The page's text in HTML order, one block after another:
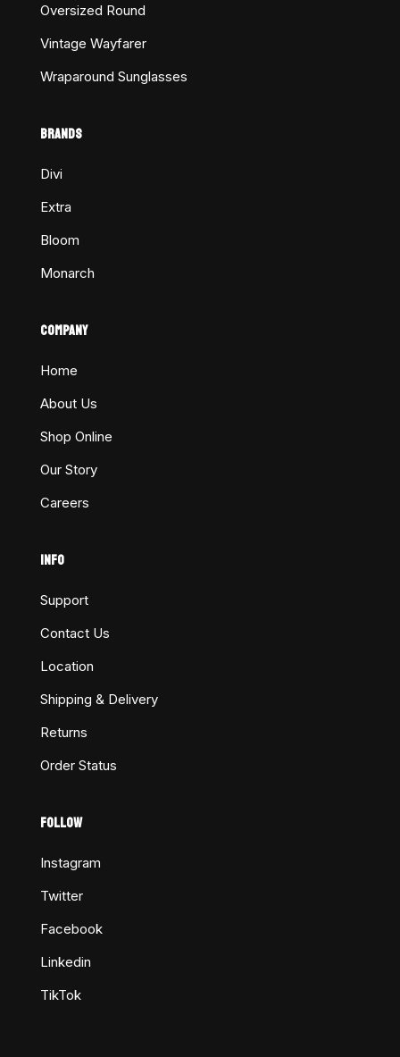
Oversized Round
Vintage Wayfarer
Wraparound Sunglasses
BRANDS
Divi
Extra
Bloom
Monarch
COMPANY
Home
About Us
Shop Online
Our Story
Careers
INFO
Support
Contact Us
Location
Shipping & Delivery
Returns
Order Status
FOLLOW
Instagram
Twitter
Facebook
Linkedin
TikTok